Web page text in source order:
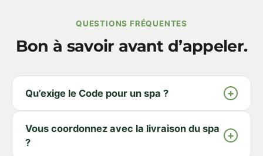
QUESTIONS FRÉQUENTES
Bon à savoir avant d’appeler.
Qu’exige le Code pour un spa ? +
Vous coordonnez avec la livraison du spa
?
+